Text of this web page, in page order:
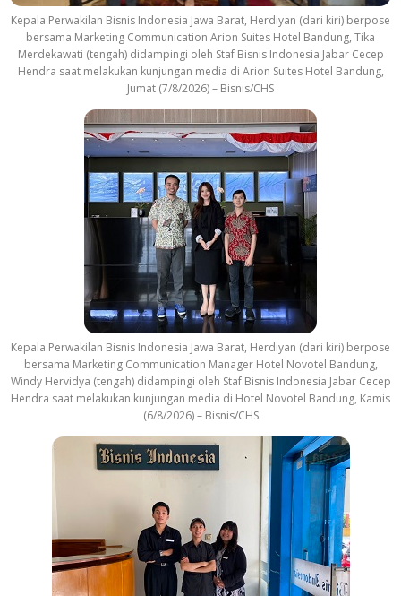
Kepala Perwakilan Bisnis Indonesia Jawa Barat, Herdiyan (dari kiri) berpose
bersama Marketing Communication Arion Suites Hotel Bandung, Tika
Merdekawati (tengah) didampingi oleh Staf Bisnis Indonesia Jabar Cecep
Hendra saat melakukan kunjungan media di Arion Suites Hotel Bandung,
Jumat (7/8/2026) – Bisnis/CHS
Kepala Perwakilan Bisnis Indonesia Jawa Barat, Herdiyan (dari kiri) berpose
bersama Marketing Communication Manager Hotel Novotel Bandung,
Windy Hervidya (tengah) didampingi oleh Staf Bisnis Indonesia Jabar Cecep
Hendra saat melakukan kunjungan media di Hotel Novotel Bandung, Kamis
(6/8/2026) – Bisnis/CHS